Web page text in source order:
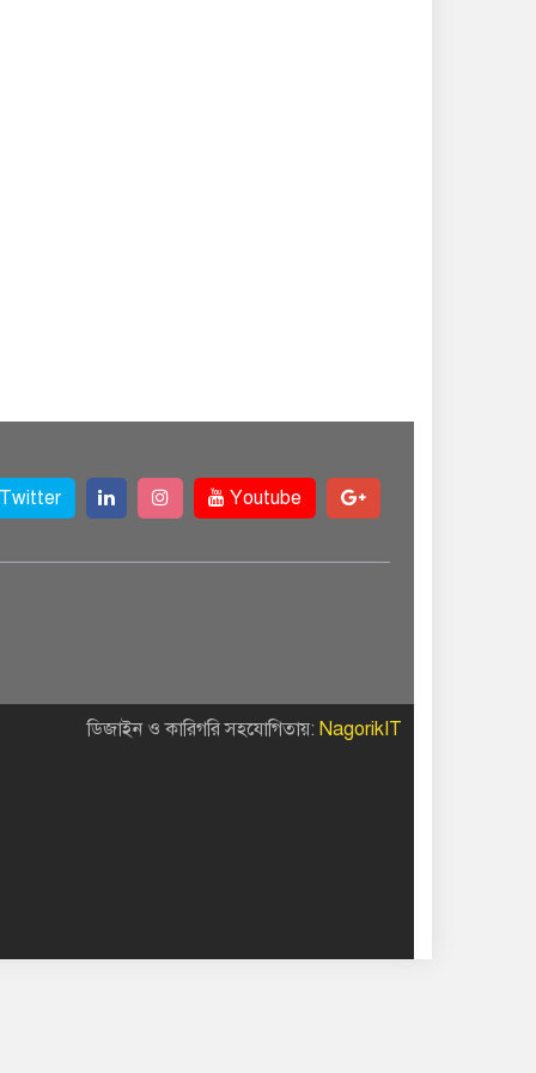
Twitter Youtube
ডিজাইন ও কারিগরি সহযোগিতায়: NagorikIT